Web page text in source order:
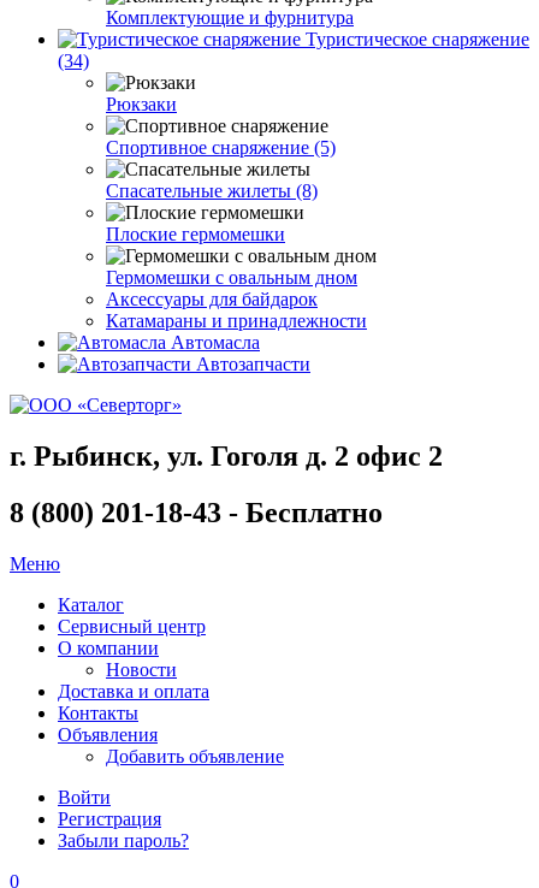
Комплектующие и фурнитура
Туристическое снаряжение
(34)
Рюкзаки
Спортивное снаряжение (5)
Спасательные жилеты (8)
Плоские гермомешки
Гермомешки с овальным дном
Аксессуары для байдарок
Катамараны и принадлежности
Автомасла
Автозапчасти
г. Рыбинск, ул. Гоголя д. 2 офис 2
8 (800) 201-18-43 - Бесплатно
Меню
Каталог
Сервисный центр
О компании
Новости
Доставка и оплата
Контакты
Объявления
Добавить объявление
Войти
Регистрация
Забыли пароль?
0